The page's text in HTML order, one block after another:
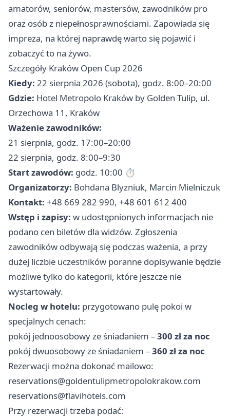
amatorów, seniorów, mastersów, zawodników pro
oraz osób z niepełnosprawnościami. Zapowiada się
impreza, na której naprawdę warto się pojawić i
zobaczyć to na żywo.
Szczegóły Kraków Open Cup 2026
Kiedy: 22 sierpnia 2026 (sobota), godz. 8:00–20:00
Gdzie: Hotel Metropolo Kraków by Golden Tulip, ul.
Orzechowa 11, Kraków
Ważenie zawodników:
21 sierpnia, godz. 17:00–20:00
22 sierpnia, godz. 8:00–9:30
Start zawodów: godz. 10:00 ⏱
Organizatorzy: Bohdana Blyzniuk, Marcin Mielniczuk
Kontakt: +48 669 282 990, +48 601 612 400
Wstęp i zapisy: w udostępnionych informacjach nie
podano cen biletów dla widzów. Zgłoszenia
zawodników odbywają się podczas ważenia, a przy
dużej liczbie uczestników poranne dopisywanie będzie
możliwe tylko do kategorii, które jeszcze nie
wystartowały.
Nocleg w hotelu: przygotowano pulę pokoi w
specjalnych cenach:
pokój jednoosobowy ze śniadaniem –300 zł za noc
pokój dwuosobowy ze śniadaniem –360 zł za noc
Rezerwacji można dokonać mailowo:
reservations@goldentulipmetropolokrakow.com
reservations@flavihotels.com
Przy rezerwacji trzeba podać: